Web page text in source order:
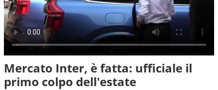
Mercato Inter, è fatta: ufficiale il
primo colpo dell'estate